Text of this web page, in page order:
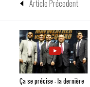
Article Précedent
Ça se précise : la dernière